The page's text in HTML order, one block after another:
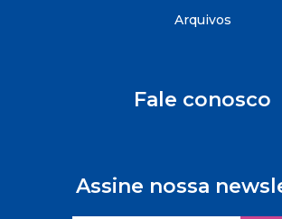
Arquivos
Fale conosco
Assine nossa